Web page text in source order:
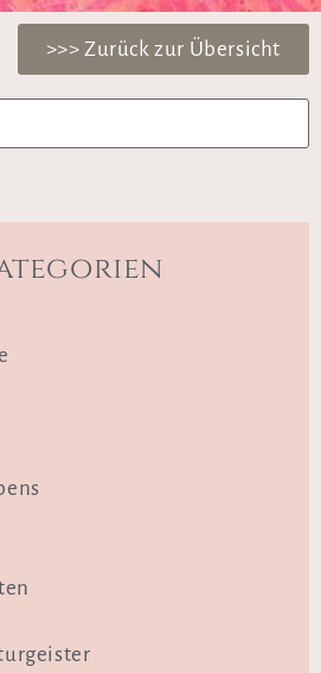
>>> Zurück zur Übersicht